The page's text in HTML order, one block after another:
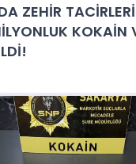
ZEHİR
KOKAİN